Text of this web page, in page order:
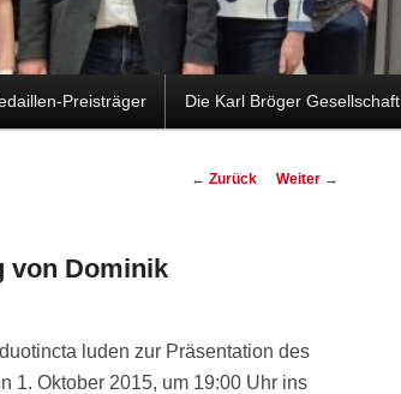
Preisträger Die Karl Bröger Gesellschaft
Beitragsnavigation
← Zurück Weiter →
von Dominik
luden zur Präsentation des
1. Oktober 2015, um 19:00 Uhr ins